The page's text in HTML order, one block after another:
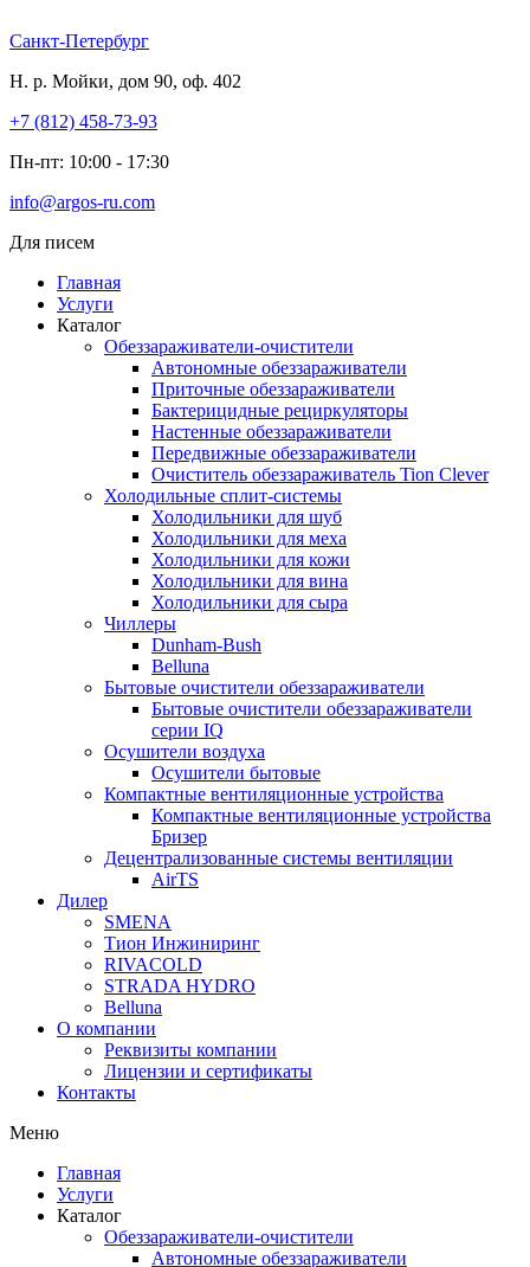
к
Санкт-Петербург
Н. р. Мойки, дом 90, оф. 402
+7 (812) 458-73-93
Пн-пт: 10:00 - 17:30
info@argos-ru.com
Для писем
Главная
Услуги
Каталог
Обеззараживатели-очистители
Автономные обеззараживатели
Приточные обеззараживатели
Бактерицидные рециркуляторы
Настенные обеззараживатели
Передвижные обеззараживатели
Очиститель обеззараживатель Tion Clever
Холодильные сплит-системы
Холодильники для шуб
Холодильники для меха
Холодильники для кожи
Холодильники для вина
Холодильники для сыра
Чиллеры
Dunham-Bush
Belluna
Бытовые очистители обеззараживатели
Бытовые очистители обеззараживатели
серии IQ
Осушители воздуха
Осушители бытовые
Компактные вентиляционные устройства
Компактные вентиляционные устройства
Бризер
Децентрализованные системы вентиляции
AirTS
Дилер
SMENA
Тион Инжиниринг
RIVACOLD
STRADA HYDRO
Belluna
О компании
Реквизиты компании
Лицензии и сертификаты
Контакты
Меню
Главная
Услуги
Каталог
Обеззараживатели-очистители
Автономные обеззараживатели